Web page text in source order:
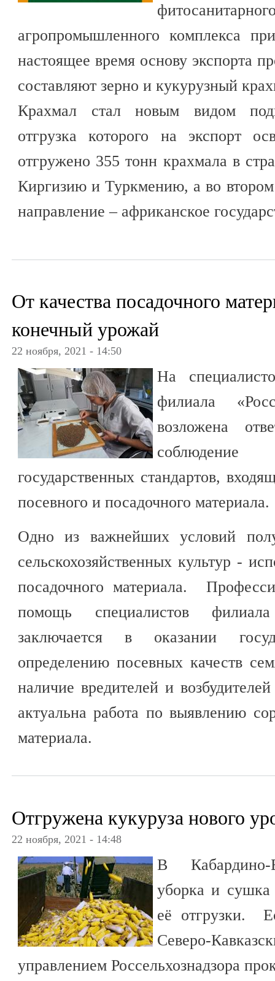
агропромышленного комплекса
настоящее время основу экспорта
составляют зерно и кукурузный
Крахмал стал новым видом
отгрузка которого на экспорт
отгружено 355 тонн крахмала в
Киргизию и Туркмению, а во
направление – африканское
От качества посадочного
конечный урожай
22 ноября, 2021 - 14:50
На
филиала
возложена
государственных стандартов,
посевного и посадочного материала.
Одно из важнейших условий
сельскохозяйственных культур -
посадочного материала.
помощь специалистов филиала
заключается в оказании
определению посевных качеств
наличие вредителей и
актуальна работа по выявлению
материала.
Отгружена кукуруза нового
22 ноября, 2021 - 14:48
В Кабардино-
уборка и сушка
её отгрузки.
Северо-
управлением Россельхознадзора